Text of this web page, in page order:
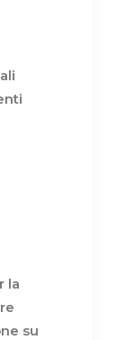
la
su